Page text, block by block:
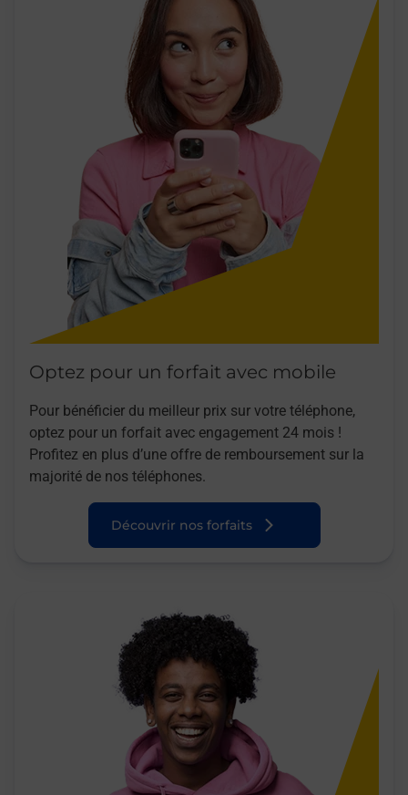
Optez pour un forfait avec mobile
Pour bénéficier du meilleur prix sur votre téléphone,
optez pour un forfait avec engagement 24 mois !
Profitez en plus d’une offre de remboursement sur la
majorité de nos téléphones.
Découvrir nos forfaits